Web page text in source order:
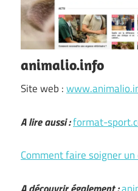
animalio.info
Site web :
A lire aussi :format-
Comment faire soigner